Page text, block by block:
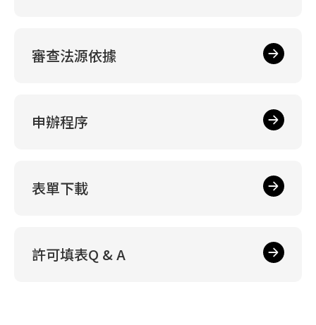
審查法源依據
申辦程序
表單下載
許可填表Q & A